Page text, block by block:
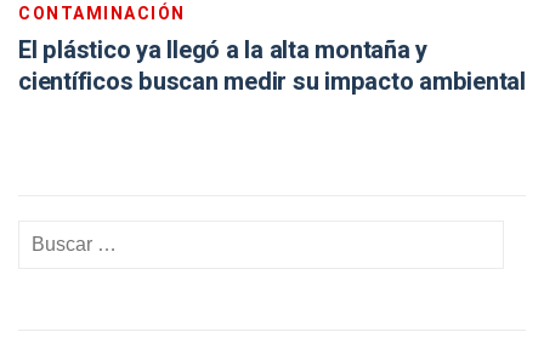
CONTAMINACIÓN
El plástico ya llegó a la alta montaña y
científicos buscan medir su impacto ambiental